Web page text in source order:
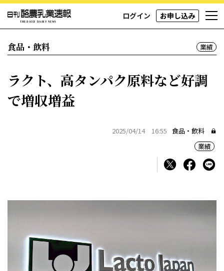
ログイン お申し込み
食品・飲料 業績
ラクト、高タンパク原料など好調
で増収増益
2025/04/14 16:55 食品・飲料
業績